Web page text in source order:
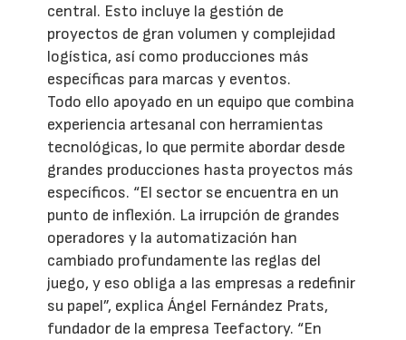
central. Esto incluye la gestión de
proyectos de gran volumen y complejidad
logística, así como producciones más
específicas para marcas y eventos.
Todo ello apoyado en un equipo que combina
experiencia artesanal con herramientas
tecnológicas, lo que permite abordar desde
grandes producciones hasta proyectos más
específicos. “El sector se encuentra en un
punto de inflexión. La irrupción de grandes
operadores y la automatización han
cambiado profundamente las reglas del
juego, y eso obliga a las empresas a redefinir
su papel”, explica Ángel Fernández Prats,
fundador de la empresa Teefactory. “En